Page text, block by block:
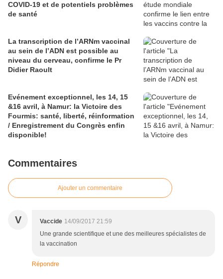
COVID-19 et de potentiels problèmes
de santé
La transcription de l’ARNm vaccinal
au sein de l’ADN est possible au
niveau du cerveau, confirme le Pr
Didier Raoult
Evénement exceptionnel, les 14, 15
&16 avril, à Namur: la Victoire des
Fourmis: santé, liberté, réinformation
/ Enregistrement du Congrès enfin
disponible!
Commentaires
Ajouter un commentaire
V Vaccide 14/09/2017 21:59
Une grande scientifique et une des meilleures spécialistes de
la vaccination
Répondre